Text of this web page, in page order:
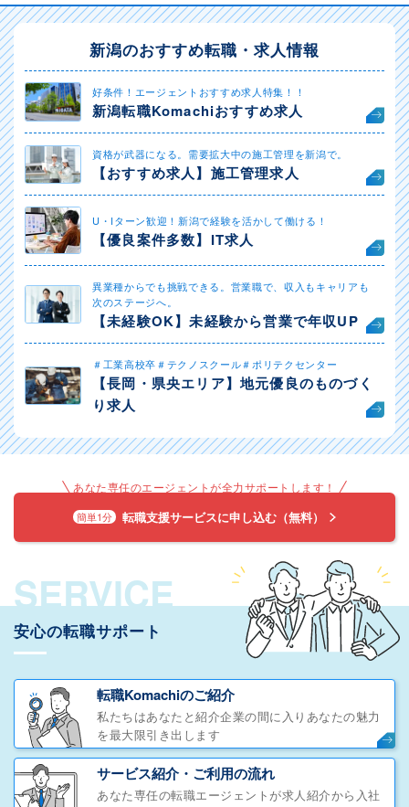
新潟のおすすめ転職・求人情報
好条件！エージェントおすすめ求人特集！！
新潟転職Komachiおすすめ求人
資格が武器になる。需要拡大中の施工管理を新潟で。
【おすすめ求人】施工管理求人
U・Iターン歓迎！新潟で経験を活かして働ける！
【優良案件多数】IT求人
異業種からでも挑戦できる。営業職で、収入もキャリアも
次のステージへ。
【未経験OK】未経験から営業で年収UP
＃工業高校卒＃テクノスクール＃ポリテクセンター
【長岡・県央エリア】地元優良のものづく
り求人
あなた専任のエージェントが全力サポートします！
簡単1分 転職支援サービスに申し込む（無料）
SERVICE
安心の転職サポート
転職Komachiのご紹介
私たちはあなたと紹介企業の間に入りあなたの魅力
を最大限引き出します
サービス紹介・ご利用の流れ
あなた専任の転職エージェントが求人紹介から入社